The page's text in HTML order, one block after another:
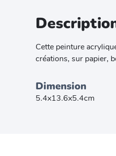
Cette peinture
créations, sur papier,
Dimension
5.4x13.6x5.4cm